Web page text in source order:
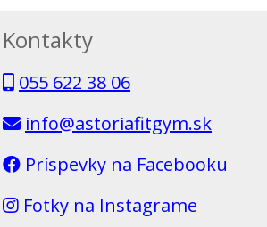
Kontakty
055 622 38 06
info@astoriafitgym.sk
Príspevky na Facebooku
Fotky na Instagrame